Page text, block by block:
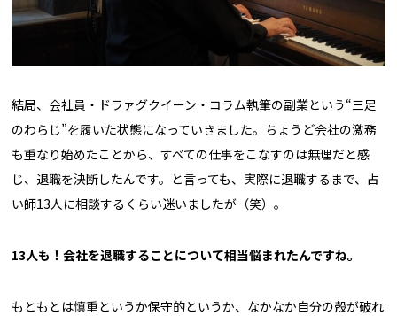
結局、会社員・ドラァグクイーン・コラム執筆の副業という“三足
のわらじ”を履いた状態になっていきました。ちょうど会社の激務
も重なり始めたことから、すべての仕事をこなすのは無理だと感
じ、退職を決断したんです。と言っても、実際に退職するまで、占
い師13人に相談するくらい迷いましたが（笑）。
――13人も！会社を退職することについて相当悩まれたんですね。
もともとは慎重というか保守的というか、なかなか自分の殻が破れ